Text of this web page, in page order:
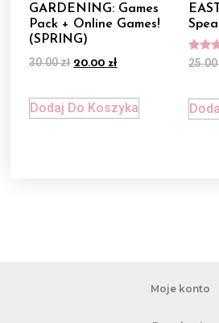
GARDENING: Games
Pack + Online Games!
(SPRING)
30.00zł 20.00zł
Dodaj Do Koszyka
5.00
25.00
Moje konto